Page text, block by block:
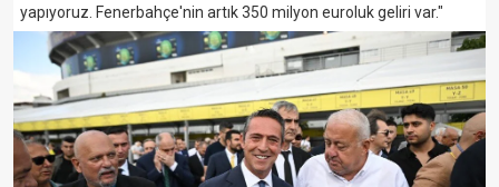
yapıyoruz. Fenerbahçe'nin artık 350 milyon euroluk geliri var."